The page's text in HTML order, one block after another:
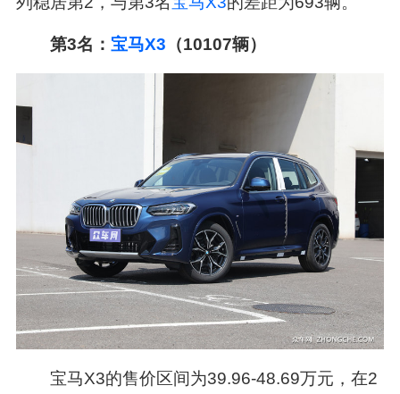
第3名： 宝马X3 （10107辆）
宝马X3的售价区间为39.96-48.69万元，在2